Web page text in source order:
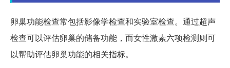
卵巢功能检查常包括影像学检查和实验室检查。通过超声
检查可以评估卵巢的储备功能，而女性激素六项检测则可
以帮助评估卵巢功能的相关指标。